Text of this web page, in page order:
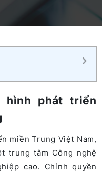
hình phát triển
miền Trung Việt Nam,
trung tâm Công nghệ
cao. Chính quyền